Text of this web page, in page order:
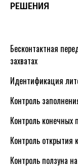
РЕШЕНИЯ
Бесконтактная
захватах
Идентификация
Контроль
Контроль
Контроль открытия
Контроль ползуна